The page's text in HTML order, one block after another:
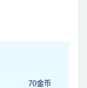
70金币